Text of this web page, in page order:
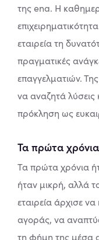
της ena. Η
εταιρεία τη
πραγματικές
επαγγελματιών.
να αναζητά λύσεις
πρόκληση ως
Τα πρώτα χρόνια
Τα πρώτα χρόνια
ήταν μικρή, αλλά
εταιρεία άρχισε
αγοράς, να
τη φήμη της μέσα